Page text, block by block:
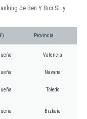
de Ben Y Bici Sl. y
Provincia
Valencia
Navarra
Toledo
Bizkaia